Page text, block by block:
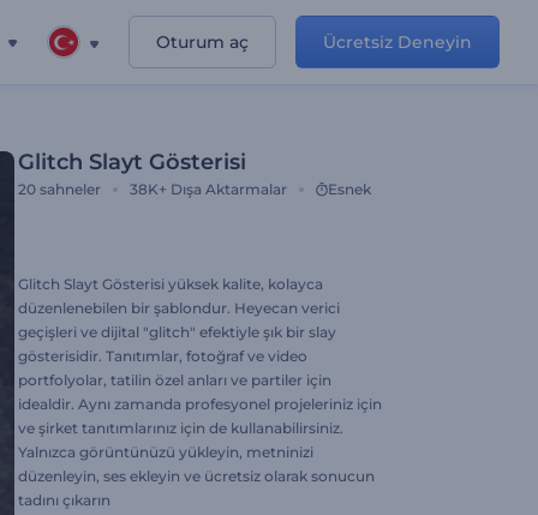
Oturum aç Ücretsiz Deneyin
Glitch Slayt Gösterisi
20 sahneler 38K+ Dışa Aktarmalar Esnek
Glitch Slayt Gösterisi yüksek kalite, kolayca
düzenlenebilen bir şablondur. Heyecan verici
geçişleri ve dijital "glitch" efektiyle şık bir slay
gösterisidir. Tanıtımlar, fotoğraf ve video
portfolyolar, tatilin özel anları ve partiler için
idealdir. Aynı zamanda profesyonel projeleriniz için
ve şirket tanıtımlarınız için de kullanabilirsiniz.
Yalnızca görüntünüzü yükleyin, metninizi
düzenleyin, ses ekleyin ve ücretsiz olarak sonucun
tadını çıkarın